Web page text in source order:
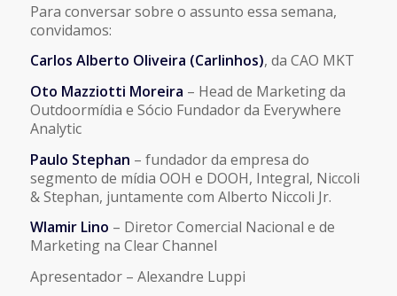
Para conversar sobre o assunto essa semana,
convidamos:
Carlos Alberto Oliveira (Carlinhos), da CAO MKT
Oto Mazziotti Moreira – Head de Marketing da
Outdoormídia e Sócio Fundador da Everywhere
Analytic
Paulo Stephan – fundador da empresa do
segmento de mídia OOH e DOOH, Integral, Niccoli
& Stephan, juntamente com Alberto Niccoli Jr.
Wlamir Lino – Diretor Comercial Nacional e de
Marketing na Clear Channel
Apresentador – Alexandre Luppi